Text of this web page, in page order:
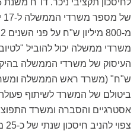
משרדי ממשלה יכול להוביל
העיסוק של משרדי הממשלה
ביטולם של המשרד לשיתוף
אסטרגיים והסברה ומשרד